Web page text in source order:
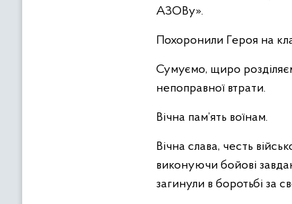
АЗОВу».
Похоронили Героя на
Сумуємо, щиро
непоправної втрати.
Вічна пам’ять воїнам.
Вічна слава, честь
виконуючи бойові
загинули в боротьбі за